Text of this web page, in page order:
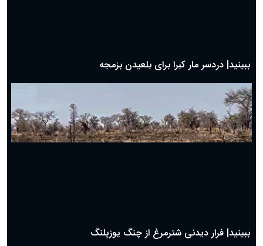
ببینید| دردسر مار کبرا برای بلعیدن بزمجه
ببینید| فرار دیدنی شترمرغ از چنگ یوزپلنگ